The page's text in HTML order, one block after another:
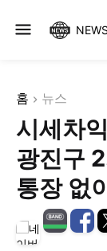
홈 뉴스
시세차
광진구
통장 없